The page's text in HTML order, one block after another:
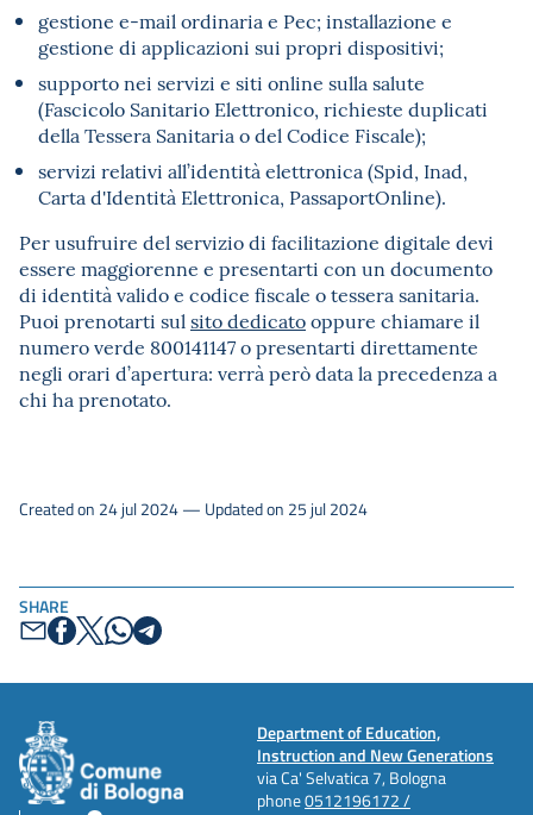
SHARE
gestione e-mail ordinaria e Pec; installazione e
gestione di applicazioni sui propri dispositivi;
supporto nei servizi e siti online sulla salute
(Fascicolo Sanitario Elettronico, richieste duplicati
della Tessera Sanitaria o del Codice Fiscale);
servizi relativi all’identità elettronica (Spid, Inad,
Carta d'Identità Elettronica, PassaportOnline).
Per usufruire del servizio di facilitazione digitale devi
essere maggiorenne e presentarti con un documento
di identità valido e codice fiscale o tessera sanitaria.
Puoi prenotarti sulsito dedicatooppure chiamare il
numero verde 800141147 o presentarti direttamente
negli orari d’apertura: verrà però data la precedenza a
chi ha prenotato.
Created on 24 jul 2024 — Updated on 25 jul 2024
Department of Education,
Instruction and New Generations
via Ca' Selvatica 7, Bologna
phone0512196172 /